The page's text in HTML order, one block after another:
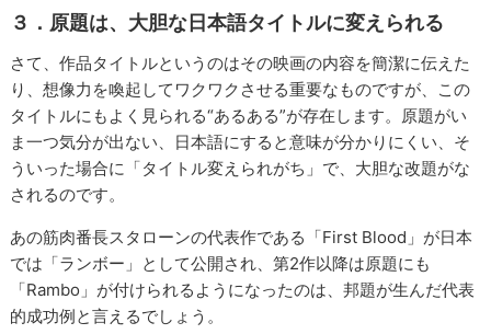
３．原題は、大胆な日本語タイトルに変えられる
さて、作品タイトルというのはその映画の内容を簡潔に伝えた
り、想像力を喚起してワクワクさせる重要なものですが、この
タイトルにもよく見られる“あるある”が存在します。原題がい
ま一つ気分が出ない、日本語にすると意味が分かりにくい、そ
ういった場合に「タイトル変えられがち」で、大胆な改題がな
されるのです。
あの筋肉番長スタローンの代表作である「First Blood」が日本
では「ランボー」として公開され、第2作以降は原題にも
「Rambo」が付けられるようになったのは、邦題が生んだ代表
的成功例と言えるでしょう。